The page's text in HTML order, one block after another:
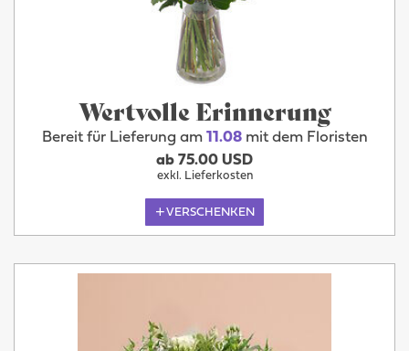
Wertvolle Erinnerung
Bereit für Lieferung am 11.08mit dem Floristen
ab 75.00 USD
exkl. Lieferkosten
VERSCHENKEN